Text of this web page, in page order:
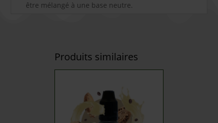
être mélangé à une base neutre.
Produits similaires